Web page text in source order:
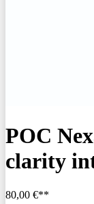
POC
clarity
80,00 €**